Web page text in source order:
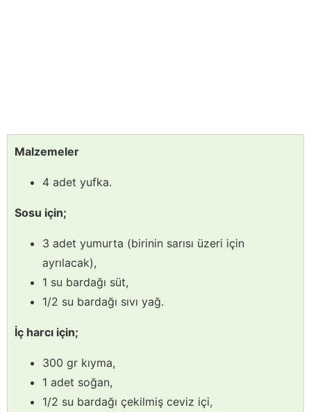
Malzemeler
4 adet yufka.
Sosu için;
3 adet yumurta (birinin sarısı üzeri için
ayrılacak),
1 su bardağı süt,
1/2 su bardağı sıvı yağ.
İç harcı için;
300 gr kıyma,
1 adet soğan,
1/2 su bardağı çekilmiş ceviz içi,